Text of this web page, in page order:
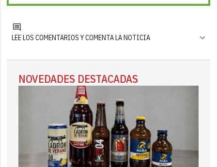
LEE LOS COMENTARIOS Y COMENTA LA NOTICIA
NOVEDADES DESTACADAS